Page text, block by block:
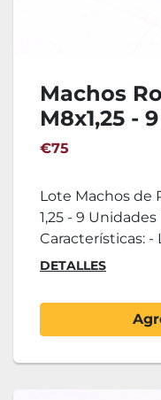
Machos
M8x1,25 -
€75
Lote Machos de
1,25 - 9
Características: -
DETALLES